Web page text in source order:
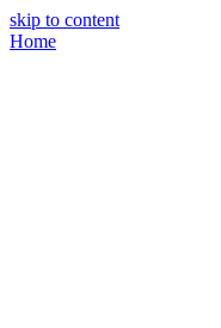
skip to content
Home